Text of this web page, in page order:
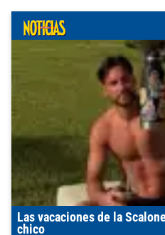
Las vacaciones de la
chico